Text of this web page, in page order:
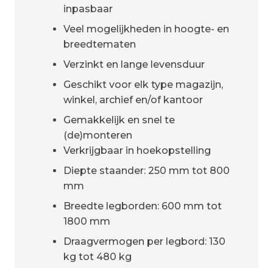
inpasbaar
Veel mogelijkheden in hoogte- en
breedtematen
Verzinkt en lange levensduur
Geschikt voor elk type magazijn,
winkel, archief en/of kantoor
Gemakkelijk en snel te
(de)monteren
Verkrijgbaar in hoekopstelling
Diepte staander: 250 mm tot 800
mm
Breedte legborden: 600 mm tot
1800 mm
Draagvermogen per legbord: 130
kg tot 480 kg